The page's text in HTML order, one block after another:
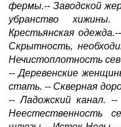
фермы.-- Заводской
убранство
Крестьянская
Скрытность,
Нечистоплотность
-- Деревенские
стать. -- Скверная
-- Ладожский канал.
Неестественность